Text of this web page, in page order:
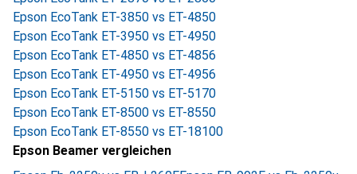
Epson EcoTank ET-3850 vs ET-4850
Epson EcoTank ET-3950 vs ET-4950
Epson EcoTank ET-4850 vs ET-4856
Epson EcoTank ET-4950 vs ET-4956
Epson EcoTank ET-5150 vs ET-5170
Epson EcoTank ET-8500 vs ET-8550
Epson EcoTank ET-8550 vs ET-18100
Epson Beamer vergleichen